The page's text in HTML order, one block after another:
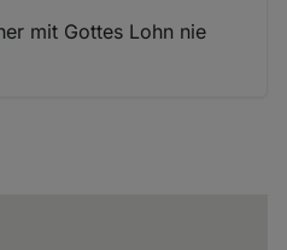
mit Gottes Lohn nie